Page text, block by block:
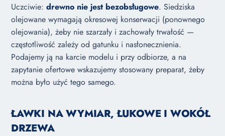
Uczciwie: drewno nie jest bezobsługowe. Siedziska
olejowane wymagają okresowej konserwacji (ponownego
olejowania), żeby nie szarzały i zachowały trwałość —
częstotliwość zależy od gatunku i nasłonecznienia.
Podajemy ją na karcie modelu i przy odbiorze, a na
zapytanie ofertowe wskazujemy stosowany preparat, żeby
można było użyć tego samego.
ŁAWKI NA WYMIAR, ŁUKOWE I WOKÓŁ
DRZEWA